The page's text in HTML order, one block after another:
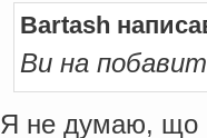
Bartash
Ви на
Я не думаю, що